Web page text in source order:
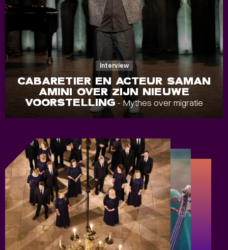
Interview
CABARETIER EN ACTEUR SAMAN
AMINI OVER ZIJN NIEUWE
VOORSTELLING- Mythes over migratie